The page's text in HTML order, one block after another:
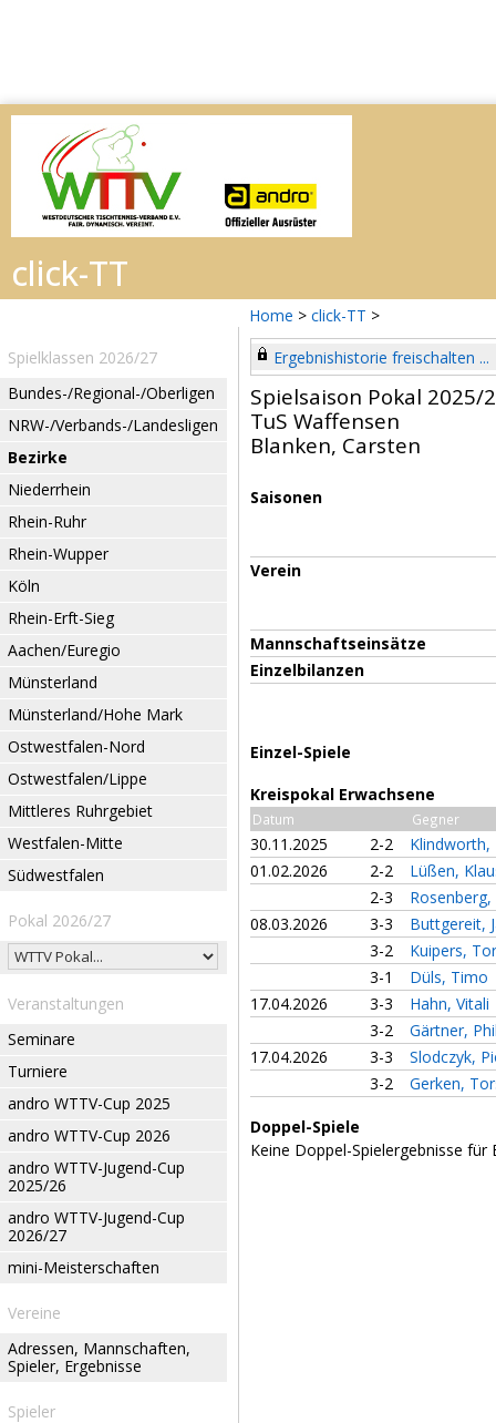
Home > click-TT >
Spielklassen 2026/27
Bundes-/Regional-/Oberligen
NRW-/Verbands-/Landesligen
Bezirke
Niederrhein
Rhein-Ruhr
Rhein-Wupper
Köln
Rhein-Erft-Sieg
Aachen/Euregio
Münsterland
Münsterland/Hohe Mark
Ostwestfalen-Nord
Ostwestfalen/Lippe
Mittleres Ruhrgebiet
Westfalen-Mitte
Südwestfalen
Pokal 2026/27
Veranstaltungen
Seminare
Turniere
andro WTTV-Cup 2025
andro WTTV-Cup 2026
andro WTTV-Jugend-Cup
2025/26
andro WTTV-Jugend-Cup
2026/27
mini-Meisterschaften
Vereine
Adressen, Mannschaften,
Spieler, Ergebnisse
Spieler
Ergebnishistorie freischalten ...
Spielsaison Pokal 2025/
TuS Waffensen
Blanken, Carsten
Saisonen
Verein
Mannschaftseinsätze
Einzelbilanzen
Einzel-Spiele
Kreispokal Erwachsene
Datum Gegner
30.11.2025 2-2
Klindworth,
01.02.2026
2-2
Lüßen,
2-3
08.03.2026
3-3
Buttgereit,
3-2
Kuipers,
3-1
Düls, Timo
17.04.2026
3-3
Hahn, Vitali
3-2
Gärtner,
17.04.2026
3-3
Slodczyk,
3-2
Gerken,
Doppel-Spiele
Keine Doppel-Spielergebnisse für